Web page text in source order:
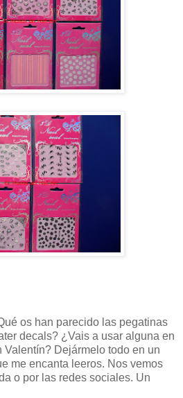
os han parecido las pegatinas
decals? ¿Vais a usar alguna en
Valentín? Dejármelo todo en un
me encanta leeros. Nos vemos
o por las redes sociales. Un